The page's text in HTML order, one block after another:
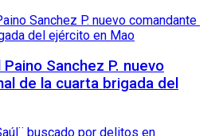
Sanchez P. nuevo
de la cuarta brigada del